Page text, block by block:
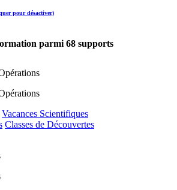
pour désactiver)
parmi 68 supports
Vacances Scientifiques
Classes de Découvertes